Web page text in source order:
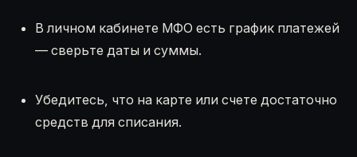
В личном кабинете МФО есть график платежей
— сверьте даты и суммы.
Убедитесь, что на карте или счете достаточно
средств для списания.